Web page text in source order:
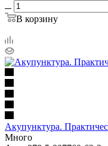
В корзину
Акупунктура.
Много